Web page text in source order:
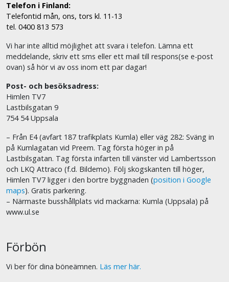
Telefon i Finland:
Telefontid mån, ons, tors kl. 11-13
tel. 0400 813 573
Vi har inte alltid möjlighet att svara i telefon. Lämna ett
meddelande, skriv ett sms eller ett mail till respons(se e-post
ovan) så hör vi av oss inom ett par dagar!
Post- och besöksadress:
Himlen TV7
Lastbilsgatan 9
754 54 Uppsala
– Från E4 (avfart 187 trafikplats Kumla) eller väg 282: Sväng in
på Kumlagatan vid Preem. Tag första höger in på
Lastbilsgatan. Tag första infarten till vänster vid Lambertsson
och LKQ Attraco (f.d. Bildemo). Följ skogskanten till höger,
Himlen TV7 ligger i den bortre byggnaden (position i Google
maps). Gratis parkering.
– Närmaste busshållplats vid mackarna: Kumla (Uppsala) på
www.ul.se
Förbön
Vi ber för dina böneämnen. Läs mer här.